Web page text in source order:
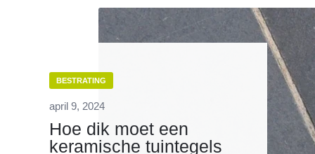
BESTRATING
april 9, 2024
Hoe dik moet een
keramische tuintegels